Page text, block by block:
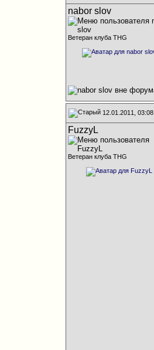
nabor slov
Ветеран клуба THG
12.01.2011, 03:08
FuzzyL
Ветеран клуба THG